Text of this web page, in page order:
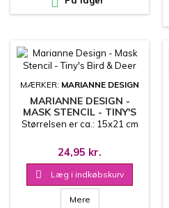
MÆRKER: MARIANNE DESIGN
MARIANNE DESIGN -
MASK STENCIL - TINY'S
BIRD & DEER
Størrelsen er ca.: 15x21 cm
24,95 kr.
 Læg i indkøbskurv
Mere